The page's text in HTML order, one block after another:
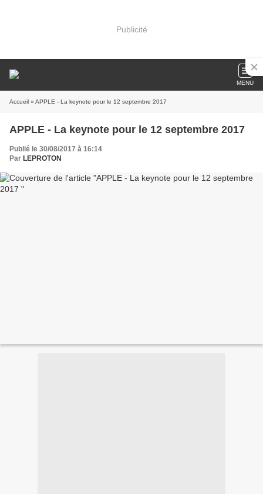
Publicité
MENU
Accueil » APPLE - La keynote pour le 12 septembre 2017
APPLE - La keynote pour le 12 septembre 2017
Publié le 30/08/2017 à 16:14
Par LEPROTON